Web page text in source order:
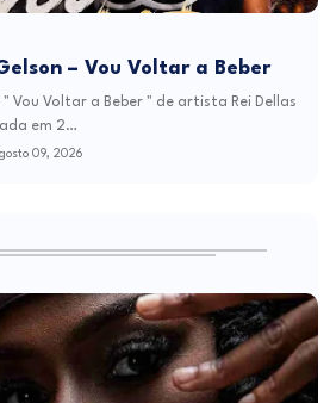
– Vou Voltar a Beber
Vou Voltar a Beber " de artista Rei Dellas
em 2…
09, 2026